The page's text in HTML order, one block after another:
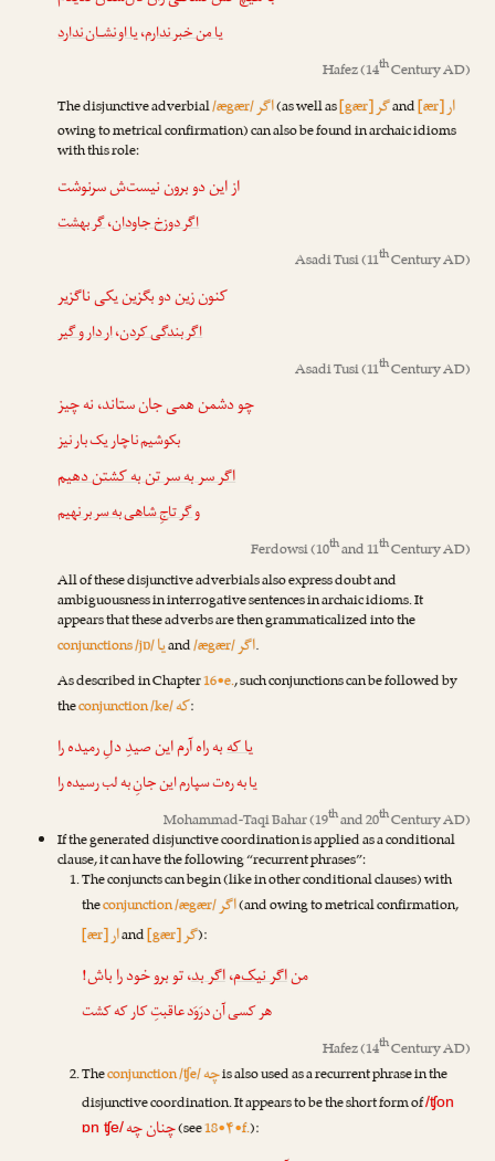
یا من خبر ندارم،یا او نشـان ندارد
Hafez(14thCentury AD)
The disjunctive adverbial/ægær/اگر(as well as[gær]گرand[ær]ار
owing to metrical confirmation) can also be found in archaic idioms
with this role:
از این دو برون نیست‌ش سرنوشت
اگر دوزخ جاودان،گر بهشت
Asadi Tusi(11thCentury AD)
کنون زین دو بگزین یکی ناگزیر
اگر بندگی کردن،ار دار و گیر
Asadi Tusi(11thCentury AD)
چو دشمن همی جان ستاند، نه چیز
بکوشیم ناچار یک بار نیز
اگر سر به سر تن به کشتن دهیم
وگر تاجِ شاهی به سر بر نهیم
Ferdowsi(10thand 11thCentury AD)
All of these disjunctive adverbials also express doubt and
ambiguousness in interrogative sentences in archaic idioms. It
appears that these adverbs are then grammaticalized into the
conjunctions /jɒ/یاand/ægær/اگر.
As described in Chapter16•e., such conjunctions can be followed by
theconjunction /ke/که:
یا کهبه راه آرم این صیدِ دلِ رمیده را
یا به ره‌ت سپارم این جانِ به لب رسیده را
Mohammad-Taqi Bahar(19thand 20thCentury AD)
If the generated disjunctive coordination is applied as a conditional
clause, it can have the following “recurrent phrases”:
The conjuncts can begin (like in other conditional clauses) with
theconjunction /ægær/اگر(and owing to metrical confirmation,
[ær]ارand[gær]گر):
مناگر نیک‌م،اگر بد، تو برو خود را باش!
هر کسی آن درَوَد عاقبتِ کار که کشت
Hafez(14thCentury AD)
Theconjunction /ʧe/چهis also used as a recurrent phrase in the
disjunctive coordination. It appears to be the short form of/ʧon
ɒn ʧe/چنان چه(see18•۴•f.):